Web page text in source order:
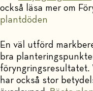
också läsa mer om
plantdöden
En väl utförd
bra
föryngringsresultatet.
har också stor